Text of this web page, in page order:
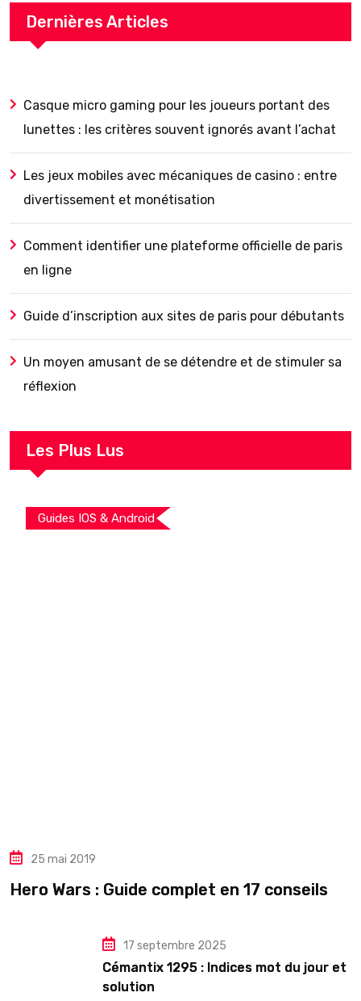
Dernières Articles
Casque micro gaming pour les joueurs portant des
lunettes : les critères souvent ignorés avant l’achat
Les jeux mobiles avec mécaniques de casino : entre
divertissement et monétisation
Comment identifier une plateforme officielle de paris
en ligne
Guide d’inscription aux sites de paris pour débutants
Un moyen amusant de se détendre et de stimuler sa
réflexion
Les Plus Lus
Guides IOS & Android
25 mai 2019
Hero Wars : Guide complet en 17 conseils
17 septembre 2025
Cémantix 1295 : Indices mot du jour et
solution